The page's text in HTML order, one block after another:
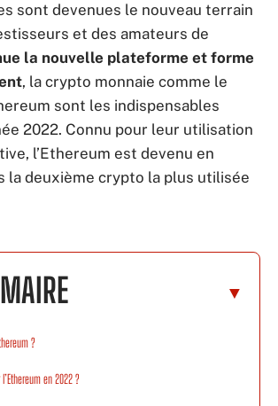
sont devenues le nouveau terrain
et des amateurs de
la nouvelle plateforme et forme
, la crypto monnaie comme le
sont les indispensables
2022. Connu pour leur utilisation
l’Ethereum est devenu en
la deuxième crypto la plus utilisée
?
en 2022 ?